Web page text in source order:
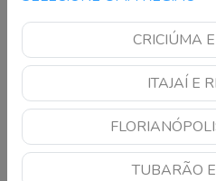
CRICIÚMA
ITAJAÍ E
TUBARÃO